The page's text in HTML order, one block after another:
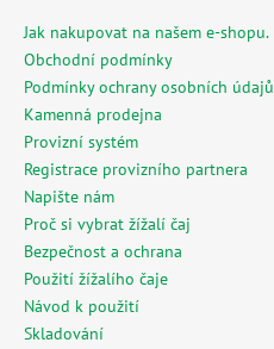
Jak nakupovat na našem e-shopu.
Obchodní podmínky
Podmínky ochrany osobních údajů
Kamenná prodejna
Provizní systém
Registrace provizního partnera
Napište nám
Proč si vybrat žížalí čaj
Bezpečnost a ochrana
Použití žížalího čaje
Návod k použití
Skladování